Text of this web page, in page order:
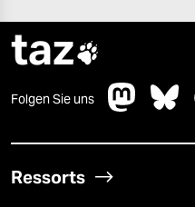
taz
Folgen Sie uns
Ressorts